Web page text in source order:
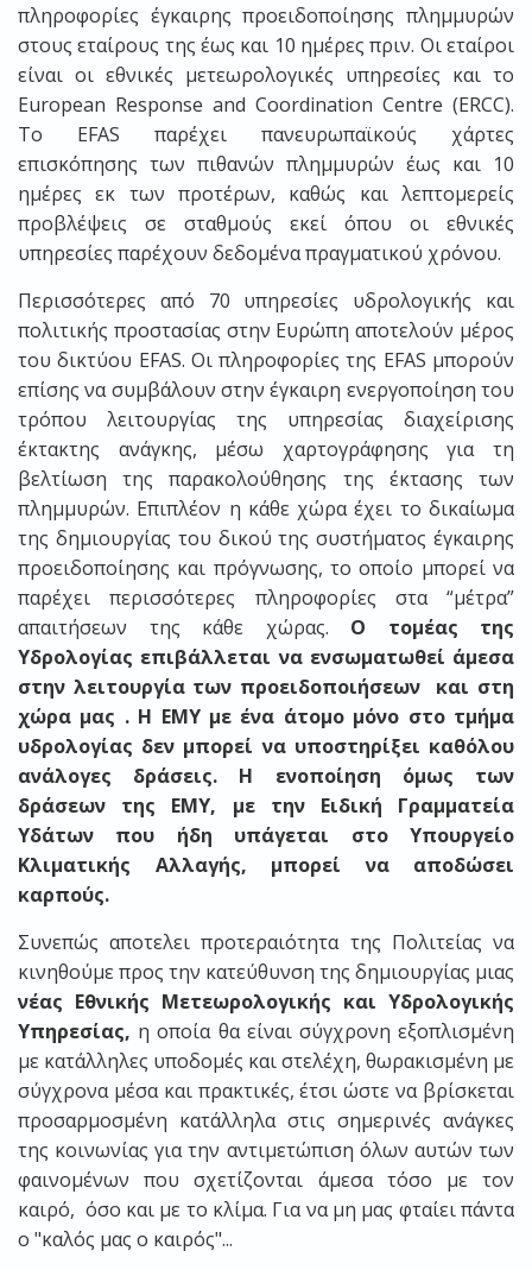
πληροφορίες έγκαιρης προειδοποίησης πλημμυρών
στους εταίρους της έως και 10 ημέρες πριν. Oι εταίροι
είναι οι εθνικές μετεωρολογικές υπηρεσίες και το
European Response and Coordination Centre (ERCC).
Το EFAS παρέχει πανευρωπαϊκούς χάρτες
επισκόπησης των πιθανών πλημμυρών έως και 10
ημέρες εκ των προτέρων, καθώς και λεπτομερείς
προβλέψεις σε σταθμούς εκεί όπου οι εθνικές
υπηρεσίες παρέχουν δεδομένα πραγματικού χρόνου.
Περισσότερες από 70 υπηρεσίες υδρολογικής και
πολιτικής προστασίας στην Ευρώπη αποτελούν μέρος
του δικτύου EFAS. Οι πληροφορίες της EFAS μπορούν
επίσης να συμβάλουν στην έγκαιρη ενεργοποίηση του
τρόπου λειτουργίας της υπηρεσίας διαχείρισης
έκτακτης ανάγκης, μέσω χαρτογράφησης για τη
βελτίωση της παρακολούθησης της έκτασης των
πλημμυρών. Επιπλέον η κάθε χώρα έχει το δικαίωμα
της δημιουργίας του δικού της συστήματος έγκαιρης
προειδοποίησης και πρόγνωσης, το οποίο μπορεί να
παρέχει περισσότερες πληροφορίες στα “μέτρα”
απαιτήσεων της κάθε χώρας. Ο τομέας της
Υδρολογίας επιβάλλεται να ενσωματωθεί άμεσα
στην λειτουργία των προειδοποιήσεων και στη
χώρα μας . Η ΕΜΥ με ένα άτομο μόνο στο τμήμα
υδρολογίας δεν μπορεί να υποστηρίξει καθόλου
ανάλογες δράσεις. Η ενοποίηση όμως των
δράσεων της ΕΜΥ, με την Ειδική Γραμματεία
Υδάτων που ήδη υπάγεται στο Υπουργείο
Κλιματικής Αλλαγής, μπορεί να αποδώσει
καρπούς.
Συνεπώς αποτελει προτεραιότητα της Πολιτείας να
κινηθούμε προς την κατεύθυνση της δημιουργίας μιας
νέας Εθνικής Μετεωρολογικής και Υδρολογικής
Υπηρεσίας, η οποία θα είναι σύγχρονη εξοπλισμένη
με κατάλληλες υποδομές και στελέχη, θωρακισμένη με
σύγχρονα μέσα και πρακτικές, έτσι ώστε να βρίσκεται
προσαρμοσμένη κατάλληλα στις σημερινές ανάγκες
της κοινωνίας για την αντιμετώπιση όλων αυτών των
φαινομένων που σχετίζονται άμεσα τόσο με τον
καιρό, όσο και με το κλίμα. Για να μη μας φταίει πάντα
ο "καλός μας ο καιρός"...